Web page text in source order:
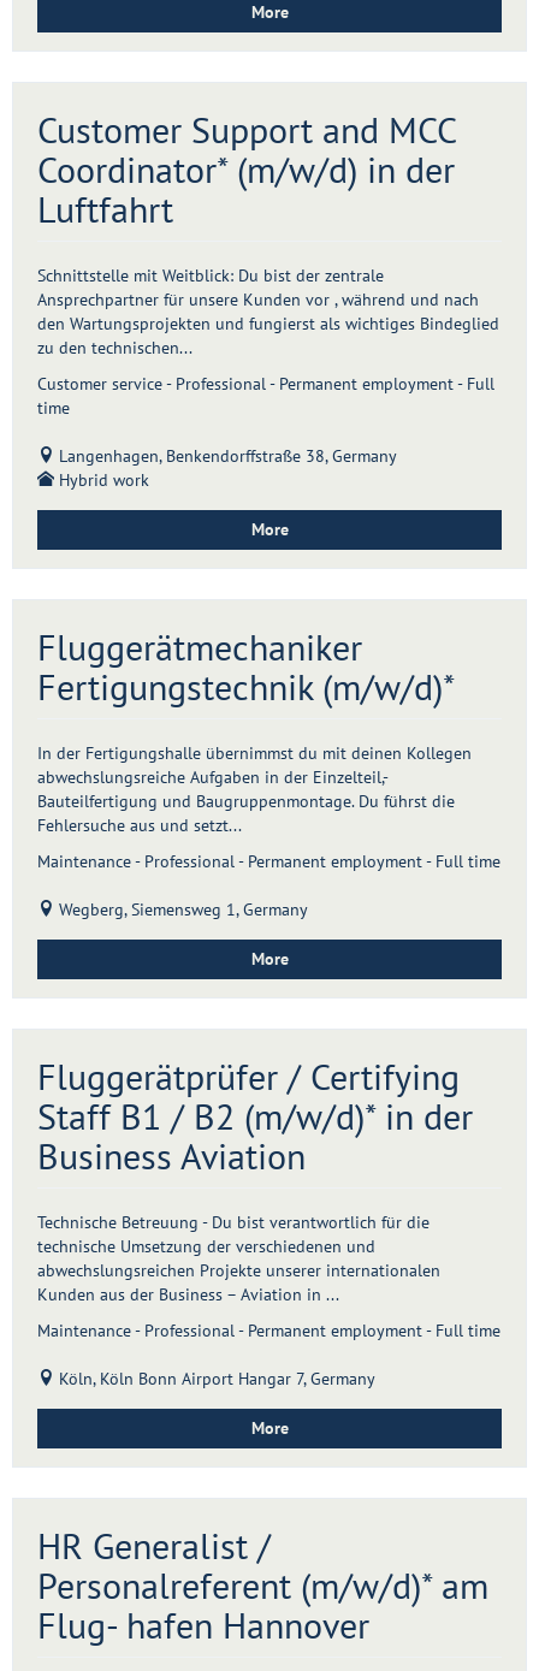
More
Customer Support and MCC
Coordinator* (m/w/d) in der
Luftfahrt
Schnittstelle mit Weitblick: Du bist der zentrale
Ansprechpartner für unsere Kunden vor , während und nach
den Wartungsprojekten und fungierst als wichtiges Bindeglied
zu den technischen...
Customer service - Professional - Permanent employment - Full
time
Langenhagen, Benkendorffstraße 38, Germany
Hybrid work
More
Fluggerätmechaniker
Fertigungstechnik (m/w/d)*
In der Fertigungshalle übernimmst du mit deinen Kollegen
abwechslungsreiche Aufgaben in der Einzelteil,-
Bauteilfertigung und Baugruppenmontage. Du führst die
Fehlersuche aus und setzt...
Maintenance - Professional - Permanent employment - Full time
Wegberg, Siemensweg 1, Germany
More
Fluggerätprüfer / Certifying
Staff B1 / B2 (m/w/d)* in der
Business Aviation
Technische Betreuung - Du bist verantwortlich für die
technische Umsetzung der verschiedenen und
abwechslungsreichen Projekte unserer internationalen
Kunden aus der Business – Aviation in ...
Maintenance - Professional - Permanent employment - Full time
Köln, Köln Bonn Airport Hangar 7, Germany
More
HR Generalist /
Personalreferent (m/w/d)* am
Flug- hafen Hannover